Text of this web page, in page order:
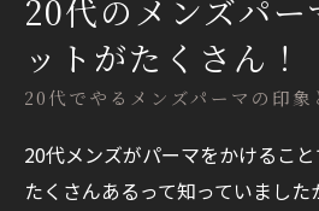
おしゃれ上級者向けの
柔らかく好印象なニュア
ワイルドにキメたい人
マ
初めてでも安心なナチ
20代でやるメンズパーマの印象
20代のメンズパー
ットがたくさん！
20代メンズがパーマをかけるこ
たくさんあるって知っていまし